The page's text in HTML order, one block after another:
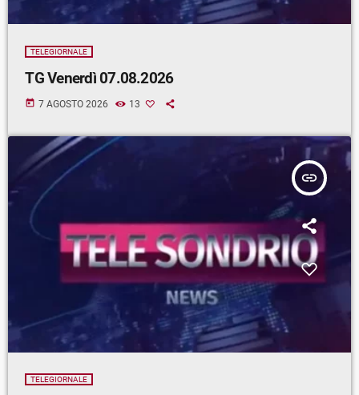
TELEGIORNALE
TG Venerdì 07.08.2026
today 7 AGOSTO 2026 13
insert_link
TELEGIORNALE